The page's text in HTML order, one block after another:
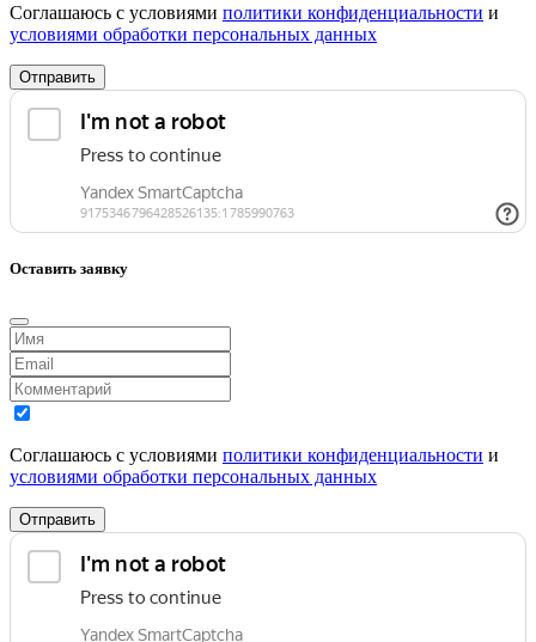
Соглашаюсь с условиями политики конфиденциальности и
условиями обработки персональных данных
Отправить
Оставить заявку
Соглашаюсь с условиями политики конфиденциальности и
условиями обработки персональных данных
Отправить